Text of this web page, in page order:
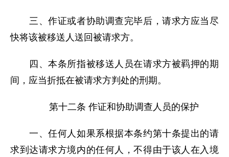
三、作证或者协助调查完毕后，请求方应当尽
快将该被移送人送回被请求方。
四、本条所指被移送人员在请求方被羁押的期
间，应当折抵在被请求方判处的刑期。
第十二条 作证和协助调查人员的保护
一、任何人如果系根据本条约第十条提出的请
求到达请求方境内的任何人，不得由于该人在入境